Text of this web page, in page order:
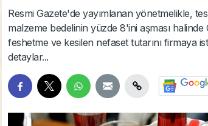
Resmi Gazete'de yayımlanan yönetmelikle,
malzeme bedelinin yüzde 8'ini aşması
feshetme ve kesilen nefaset tutarını firmaya
detaylar...